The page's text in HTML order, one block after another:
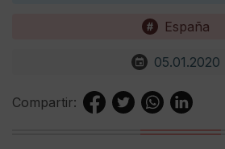
España
05.01.2020
Compartir: